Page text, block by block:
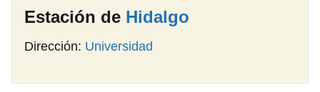
Estación de Hidalgo
Dirección: Universidad